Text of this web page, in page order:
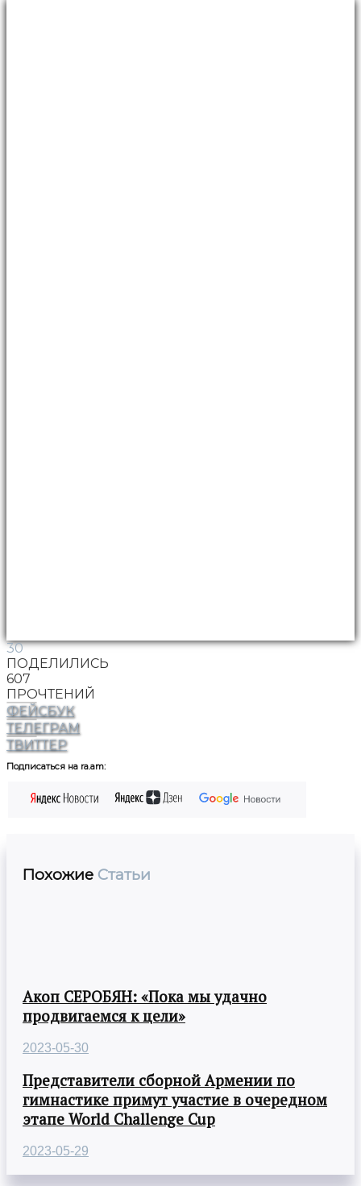
30
ПОДЕЛИЛИСЬ
607
ПРОЧТЕНИЙ
ФЕЙСБУК
ТЕЛЕГРАМ
ТВИТТЕР
Подписаться на ra.am:
Похожие Статьи
Акоп СЕРОБЯН: «Пока мы удачно
продвигаемся к цели»
2023-05-30
Представители сборной Армении по
гимнастике примут участие в очередном
этапе World Challenge Cup
2023-05-29